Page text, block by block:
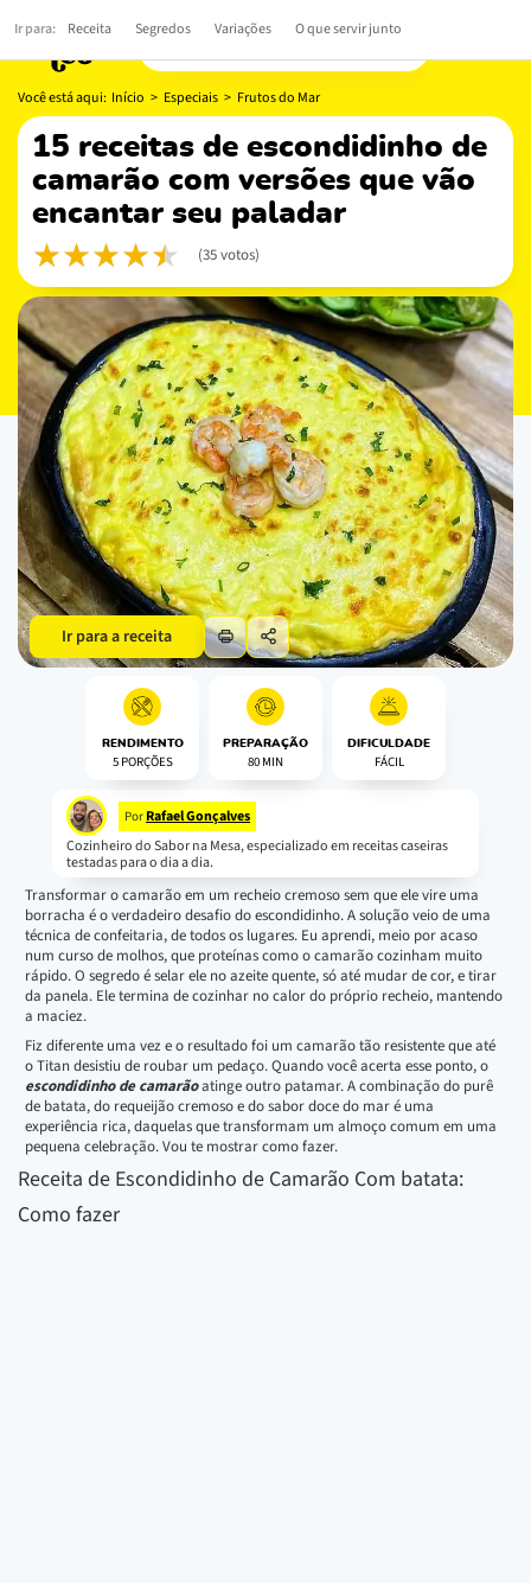
Você está aqui: Início > Especiais > Frutos do Mar
15 receitas de escondidinho de
camarão com versões que vão
encantar seu paladar
(35 votos)
Ir para a receita
RENDIMENTO
5 PORÇÕES
PREPARAÇÃO
80 MIN
DIFICULDADE
FÁCIL
Por Rafael Gonçalves
Cozinheiro do Sabor na Mesa, especializado em receitas caseiras
testadas para o dia a dia.
Transformar o camarão em um recheio cremoso sem que ele vire uma
borracha é o verdadeiro desafio do escondidinho. A solução veio de uma
técnica de confeitaria, de todos os lugares. Eu aprendi, meio por acaso
num curso de molhos, que proteínas como o camarão cozinham muito
rápido. O segredo é selar ele no azeite quente, só até mudar de cor, e tirar
da panela. Ele termina de cozinhar no calor do próprio recheio, mantendo
a maciez.
Fiz diferente uma vez e o resultado foi um camarão tão resistente que até
o Titan desistiu de roubar um pedaço. Quando você acerta esse ponto, o
escondidinho de camarãoatinge outro patamar. A combinação do purê
de batata, do requeijão cremoso e do sabor doce do mar é uma
experiência rica, daquelas que transformam um almoço comum em uma
pequena celebração. Vou te mostrar como fazer.
Receita de Escondidinho de Camarão Com batata:
Como fazer
Ir para: Receita Segredos Variações O que servir junto